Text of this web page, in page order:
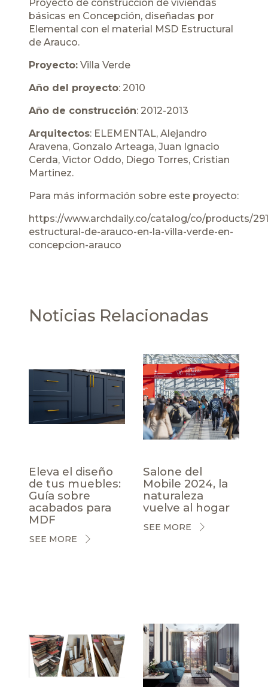
Proyecto de construcción de viviendas
básicas en Concepción, diseñadas por
Elemental con el material MSD Estructural
de Arauco.
Proyecto: Villa Verde
Año del proyecto: 2010
Año de construcción: 2012-2013
Arquitectos: ELEMENTAL, Alejandro
Aravena, Gonzalo Arteaga, Juan Ignacio
Cerda, Victor Oddo, Diego Torres, Cristian
Martinez.
Para más información sobre este proyecto:
https://www.archdaily.co/catalog/co/products/
estructural-de-arauco-en-la-villa-verde-en-
concepcion-arauco
Noticias Relacionadas
Eleva el diseño
de tus muebles:
Guía sobre
acabados para
MDF
SEE MORE
Salone del
Mobile 2024, la
naturaleza
vuelve al hogar
SEE MORE